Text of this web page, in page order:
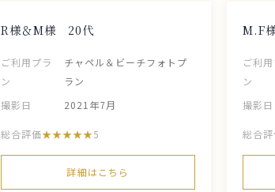
R様＆M様 20代
ご利用プラ
ン
チャペル＆ビーチフォトプ
ラン
撮影日
2021年7月
総合評価 5
詳細はこちら
M.F
ご利
ン
撮影日
総合